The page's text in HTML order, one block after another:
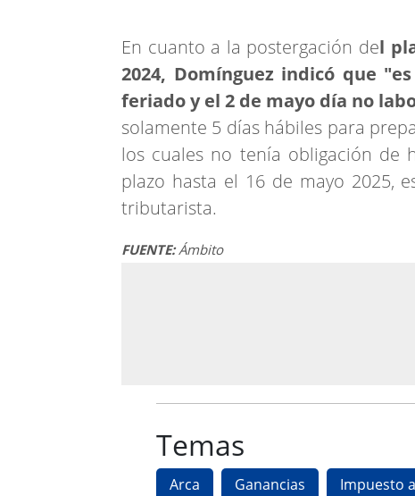
En cuanto a la postergación del
2024, Domínguez indicó que
feriado y el 2 de mayo día no
solamente 5 días hábiles para
los cuales no tenía obligación de
plazo hasta el 16 de mayo 2025,
tributarista.
FUENTE:Ámbito
Temas
Arca Ganancias Impuesto